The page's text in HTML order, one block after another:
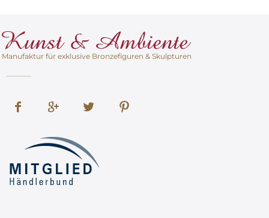
Manufaktur für exklusive Bronzefiguren & Skulpturen